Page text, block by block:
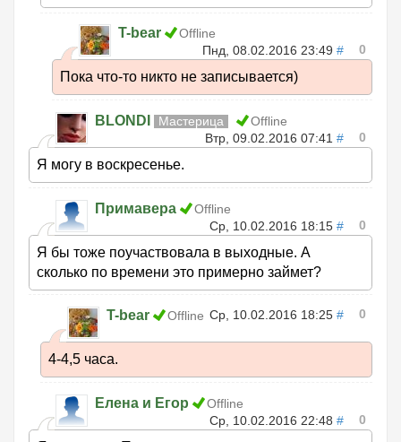
T-bear
Offline
Пнд, 08.02.2016 23:49 # 0
Пока что-то никто не записывается)
BLONDI Мастерица
Offline
Втр, 09.02.2016 07:41 # 0
Я могу в воскресенье.
Примавера
Offline
Ср, 10.02.2016 18:15 # 0
Я бы тоже поучаствовала в выходные. А
сколько по времени это примерно займет?
T-bear Offline Ср, 10.02.2016 18:25 # 0
4-4,5 часа.
Елена и Егор
Offline
Ср, 10.02.2016 22:48 # 0